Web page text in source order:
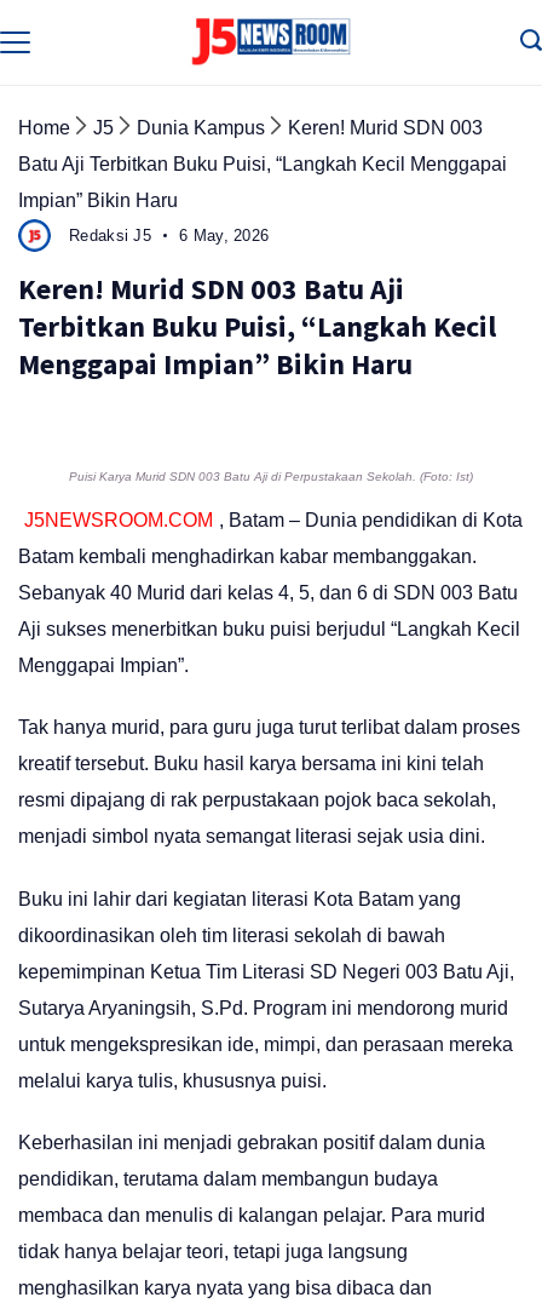
to
Home J5 Dunia Kampus
Keren! Murid SDN 003
Batu Aji Terbitkan Buku Puisi, “Langkah Kecil Menggapai
Impian” Bikin Haru
Redaksi J5 6 May, 2026
Keren! Murid SDN 003 Batu Aji
Terbitkan Buku Puisi, “Langkah Kecil
Menggapai Impian” Bikin Haru
Puisi Karya Murid SDN 003 Batu Aji di Perpustakaan Sekolah. (Foto: Ist)
J5NEWSROOM.COM , Batam – Dunia pendidikan di Kota
Batam kembali menghadirkan kabar membanggakan.
Sebanyak 40 Murid dari kelas 4, 5, dan 6 di SDN 003 Batu
Aji sukses menerbitkan buku puisi berjudul “Langkah Kecil
Menggapai Impian”.
Tak hanya murid, para guru juga turut terlibat dalam proses
kreatif tersebut. Buku hasil karya bersama ini kini telah
resmi dipajang di rak perpustakaan pojok baca sekolah,
menjadi simbol nyata semangat literasi sejak usia dini.
Buku ini lahir dari kegiatan literasi Kota Batam yang
dikoordinasikan oleh tim literasi sekolah di bawah
kepemimpinan Ketua Tim Literasi SD Negeri 003 Batu Aji,
Sutarya Aryaningsih, S.Pd. Program ini mendorong murid
untuk mengekspresikan ide, mimpi, dan perasaan mereka
melalui karya tulis, khususnya puisi.
Keberhasilan ini menjadi gebrakan positif dalam dunia
pendidikan, terutama dalam membangun budaya
membaca dan menulis di kalangan pelajar. Para murid
tidak hanya belajar teori, tetapi juga langsung
menghasilkan karya nyata yang bisa dibaca dan